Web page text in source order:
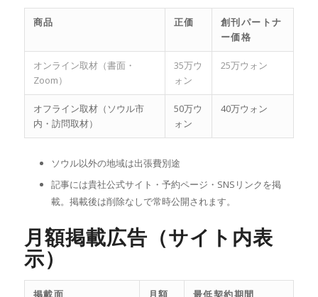
商品 正価
創刊パートナ
ー価格
オンライン取材（書面・
Zoom）
35万ウ
ォン
25万ウォン
オフライン取材（ソウル市
内・訪問取材）
50万ウ
ォン
40万ウォン
ソウル以外の地域は出張費別途
記事には貴社公式サイト・予約ページ・SNSリンクを掲
載。掲載後は削除なしで常時公開されます。
月額掲載広告（サイト内表
示）
掲載面 月額 最低契約期間